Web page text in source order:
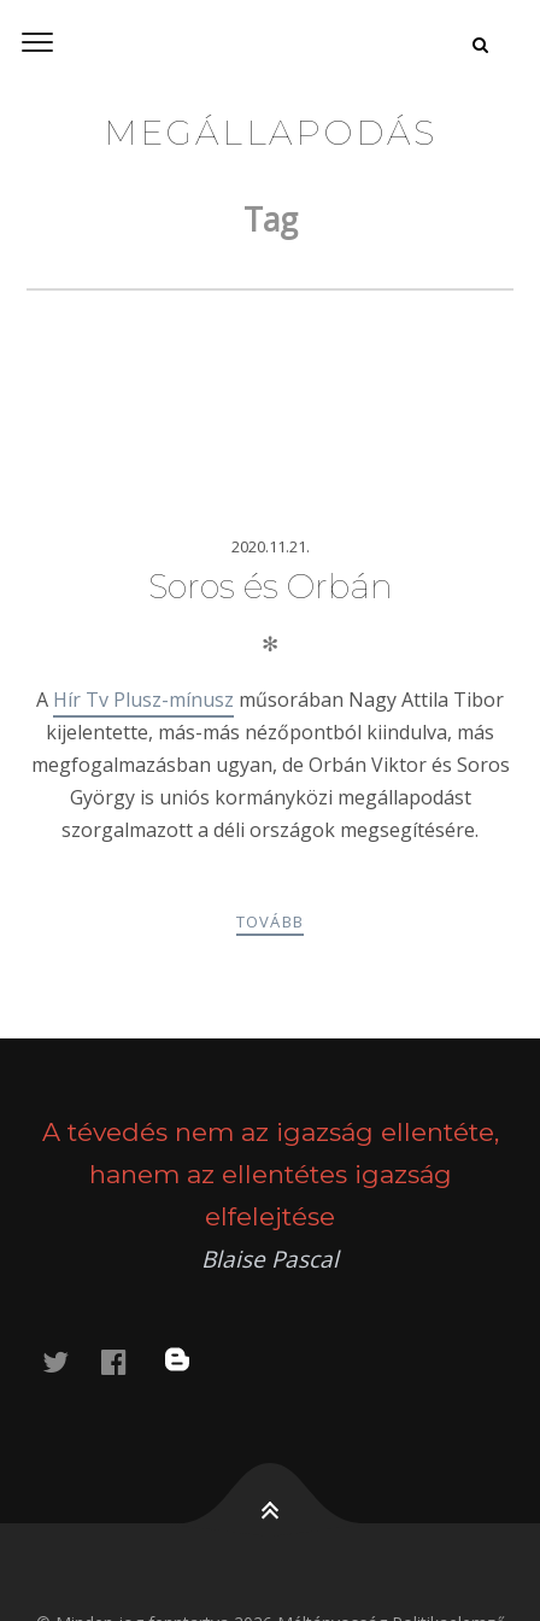
MEGÁLLAPODÁS
Tag
2020.11.21.
Soros és Orbán
✻
A Hír Tv Plusz-mínusz műsorában Nagy Attila Tibor
kijelentette, más-más nézőpontból kiindulva, más
megfogalmazásban ugyan, de Orbán Viktor és Soros
György is uniós kormányközi megállapodást
szorgalmazott a déli országok megsegítésére.
TOVÁBB
A tévedés nem az igazság ellentéte,
hanem az ellentétes igazság
elfelejtése
Blaise Pascal
twitterfacebook
blog